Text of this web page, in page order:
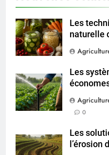
Les
naturelle
Les
0
Les
l’érosion